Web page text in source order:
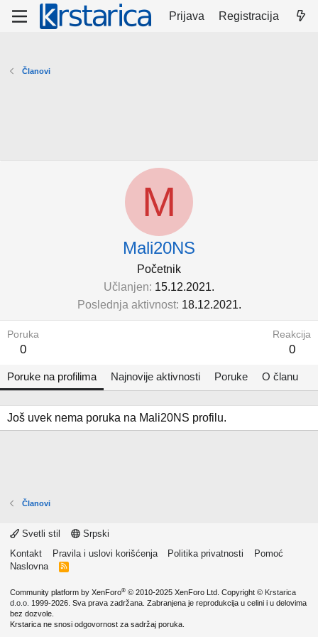
Prijava Registracija
Članovi
M
Mali20NS
Početnik
Učlanjen 15.12.2021.
Poslednja aktivnost 18.12.2021.
Poruka
0
Reakcija
0
Poruke na profilima Najnovije aktivnosti Poruke O članu
Još uvek nema poruka na Mali20NS profilu.
Članovi
Svetli stil
Srpski
Kontakt
Pravila i uslovi korišćenja Politika privatnosti
Pomoć
Naslovna
R
Community platform by XenForo® © 2010-2025 XenForo Ltd. Copyright © Krstarica
d.o.o. 1999-2026. Sva prava zadržana. Zabranjena je reprodukcija u celini i u delovima
bez dozvole.
Krstarica ne snosi odgovornost za sadržaj poruka.